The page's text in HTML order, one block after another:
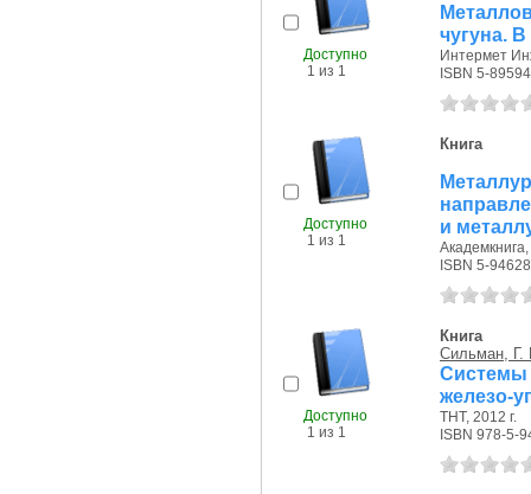
Доступно
1 из 1
чугуна.
Интермет
ISBN 5-
Доступно
1 из 1
Книга
и
Академкнига,
ISBN 5-
Доступно
1 из 1
Книга
Сильман, Г.
Системы
железо-
ТНТ, 2012 г.
ISBN 978-5-